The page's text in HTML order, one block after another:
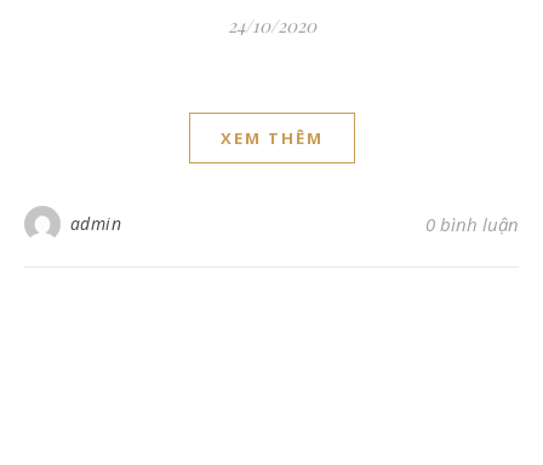
24/10/2020
XEM THÊM
admin 0 bình luận